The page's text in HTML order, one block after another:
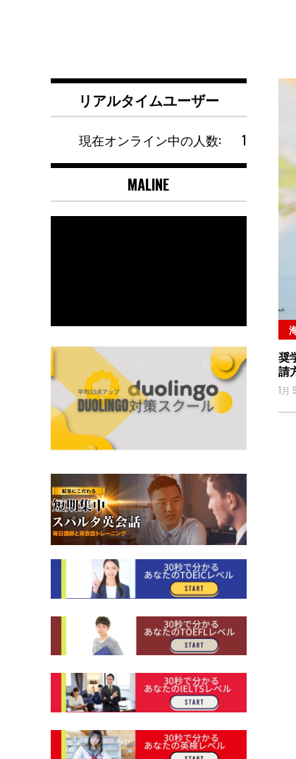
奨
請
1月
リアルタイムユーザー
1
現在オンライン中の人数:
MALINE